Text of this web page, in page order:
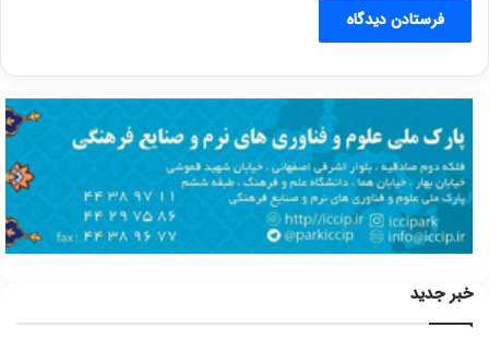
خبر جدید